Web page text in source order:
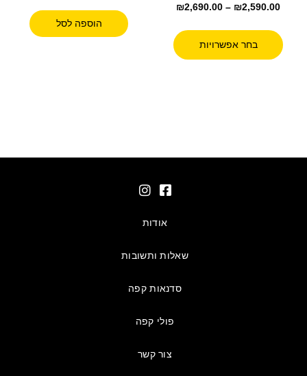
₪2,590.00
–
₪2,690.00
בחר אפשרויות
הוספה לסל
אודות
שאלות ותשובות
סדנאות קפה
פולי קפה
צור קשר